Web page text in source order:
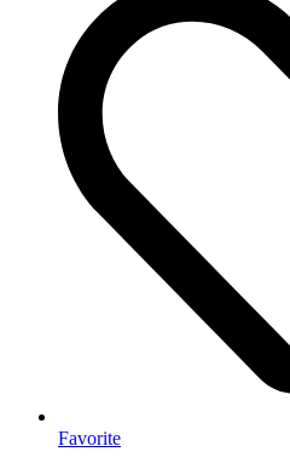
Favorite